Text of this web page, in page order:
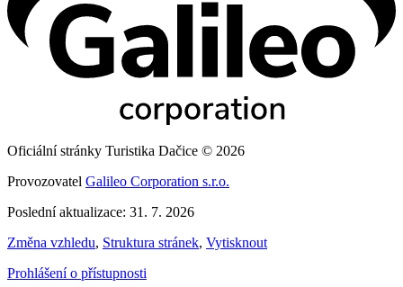
Oficiální stránky Turistika Dačice © 2026
Provozovatel Galileo Corporation s.r.o.
Poslední aktualizace: 31. 7. 2026
Změna vzhledu, Struktura stránek, Vytisknout
Prohlášení o přístupnosti